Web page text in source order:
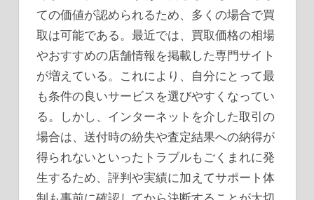
ての価値が認められるため、多くの場合で買
取は可能である。最近では、買取価格の相場
やおすすめの店舗情報を掲載した専門サイト
が増えている。これにより、自分にとって最
も条件の良いサービスを選びやすくなってい
る。しかし、インターネットを介した取引の
場合は、送付時の紛失や査定結果への納得が
得られないといったトラブルもごくまれに発
生するため、評判や実績に加えてサポート体